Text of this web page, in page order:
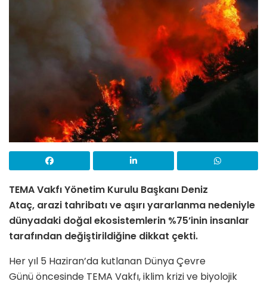
TEMA Vakfı Yönetim Kurulu Başkanı Deniz
Ataç, arazi tahribatı ve aşırı yararlanma nedeniyle
dünyadaki doğal ekosistemlerin %75’inin insanlar
tarafından değiştirildiğine dikkat çekti.
Her yıl 5 Haziran’da kutlanan Dünya Çevre
Günü öncesinde TEMA Vakfı, iklim krizi ve biyolojik